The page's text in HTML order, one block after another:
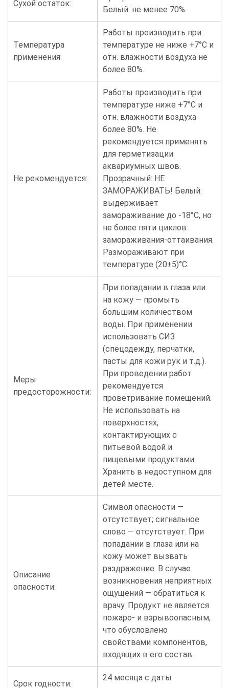
Сухой остаток:
Белый: не менее 70%.
Температура
применения:
Работы производить при
температуре не ниже +7°С и
отн. влажности воздуха не
более 80%.
Не рекомендуется:
Работы производить при
температуре ниже +7°С и
отн. влажности воздуха
более 80%. Не
рекомендуется применять
для герметизации
аквариумных швов.
Прозрачный: НЕ
ЗАМОРАЖИВАТЬ! Белый:
выдерживает
замораживание до -18°С, но
не более пяти циклов
замораживания-оттаивания.
Размораживают при
температуре (20±5)°С.
Меры
предосторожности:
При попадании в глаза или
на кожу — промыть
большим количеством
воды. При применении
использовать СИЗ
(спецодежду, перчатки,
пасты для кожи рук и т.д.).
При проведении работ
рекомендуется
проветривание помещений.
Не использовать на
поверхностях,
контактирующих с
питьевой водой и
пищевыми продуктами.
Хранить в недоступном для
детей месте.
Описание
опасности:
Символ опасности —
отсутствует; сигнальное
слово — отсутствует. При
попадании в глаза или на
кожу может вызвать
раздражение. В случае
возникновения неприятных
ощущений — обратиться к
врачу. Продукт не является
пожаро- и взрывоопасным,
что обусловлено
свойствами компонентов,
входящих в его состав.
Срок годности:
24 месяца с даты